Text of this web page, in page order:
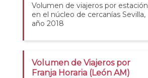
Volumen de viajeros por estación
en el núcleo de cercanías Sevilla,
año 2018
Volumen de Viajeros por
Franja Horaria (León AM)